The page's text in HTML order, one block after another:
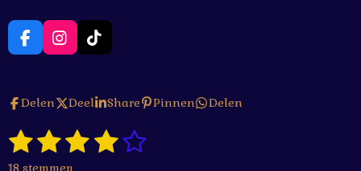
F
a
b
o
k
I
n
a
r
m
T
i
o
Delen Deel Share Pinnen Delen
R
a
1 2 3 4 5
S
18 stemmen